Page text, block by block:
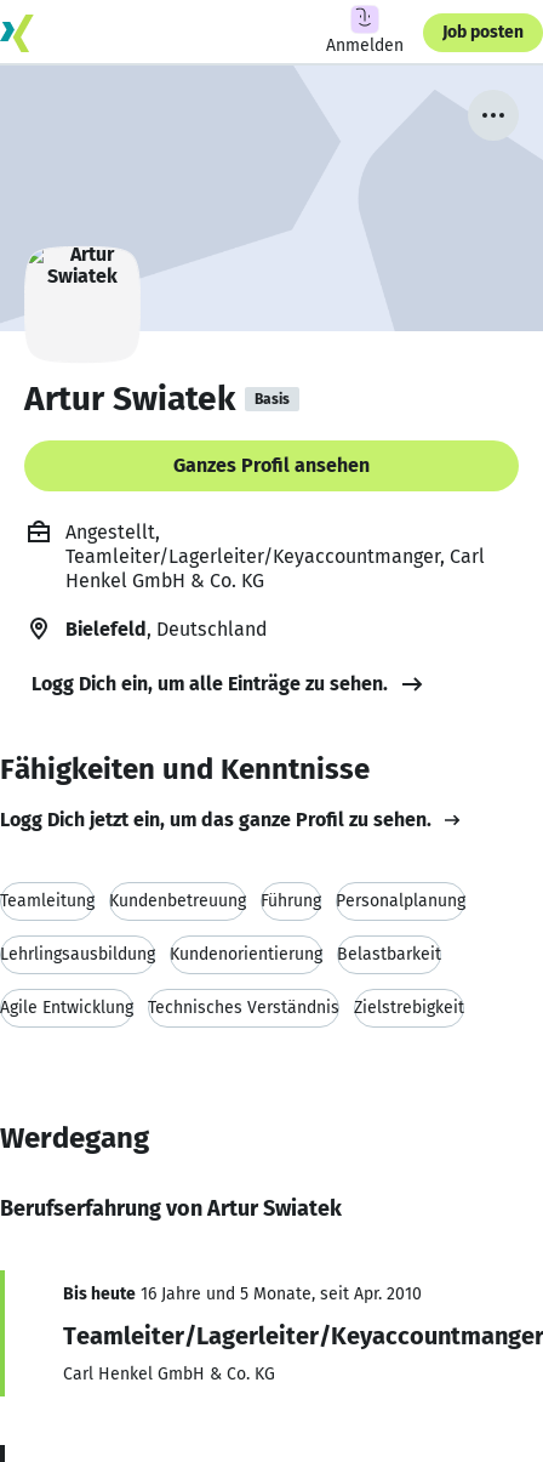
Anmelden
Job posten
Artur Swiatek Basis
Ganzes Profil ansehen
Angestellt,
Teamleiter/Lagerleiter/Keyaccountmanger, Carl
Henkel GmbH & Co. KG
Bielefeld, Deutschland
Logg Dich ein, um alle Einträge zu sehen.
Fähigkeiten und Kenntnisse
Logg Dich jetzt ein, um das ganze Profil zu sehen.
Teamleitung Kundenbetreuung Führung Personalplanung
Lehrlingsausbildung Kundenorientierung Belastbarkeit
Agile Entwicklung Technisches Verständnis Zielstrebigkeit
Werdegang
Berufserfahrung von Artur Swiatek
Bis heute 16 Jahre und 5 Monate, seit Apr. 2010
Teamleiter/Lagerleiter/Keyaccountmanger
Carl Henkel GmbH & Co. KG